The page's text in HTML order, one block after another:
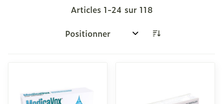
Articles 1-24 sur 118
Trier par: